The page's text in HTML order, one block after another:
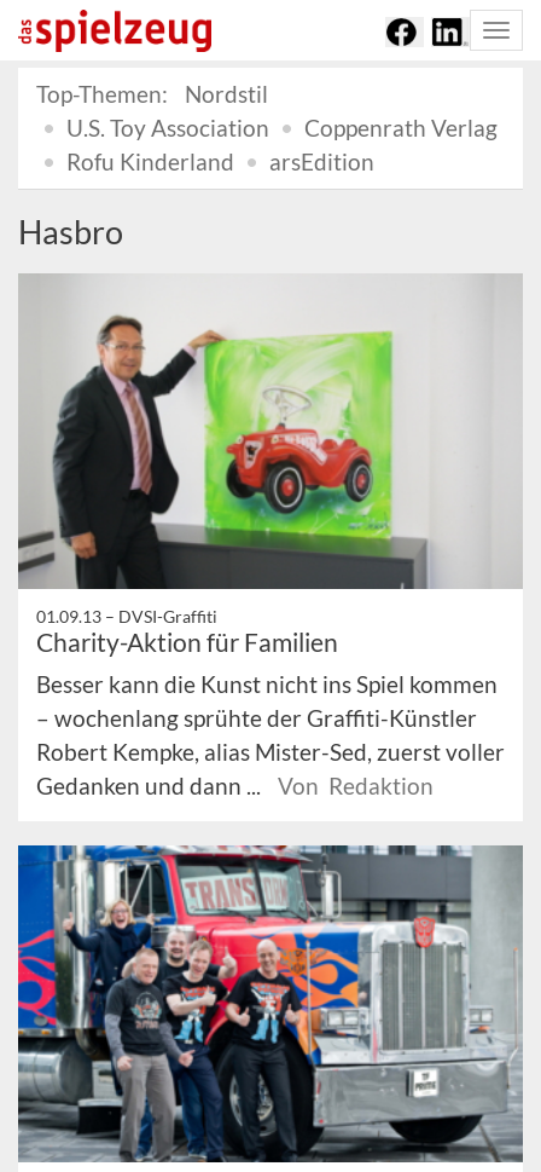
Top-Themen:
Nordstil
U.S. Toy Association
Coppenrath Verlag
Rofu Kinderland
arsEdition
Hasbro
01.09.13 – DVSI-Graffiti
Charity-Aktion für Familien
Besser kann die Kunst nicht ins Spiel kommen
– wochenlang sprühte der Graffiti-Künstler
Robert Kempke, alias Mister-Sed, zuerst voller
Gedanken und dann ...
Von Redaktion